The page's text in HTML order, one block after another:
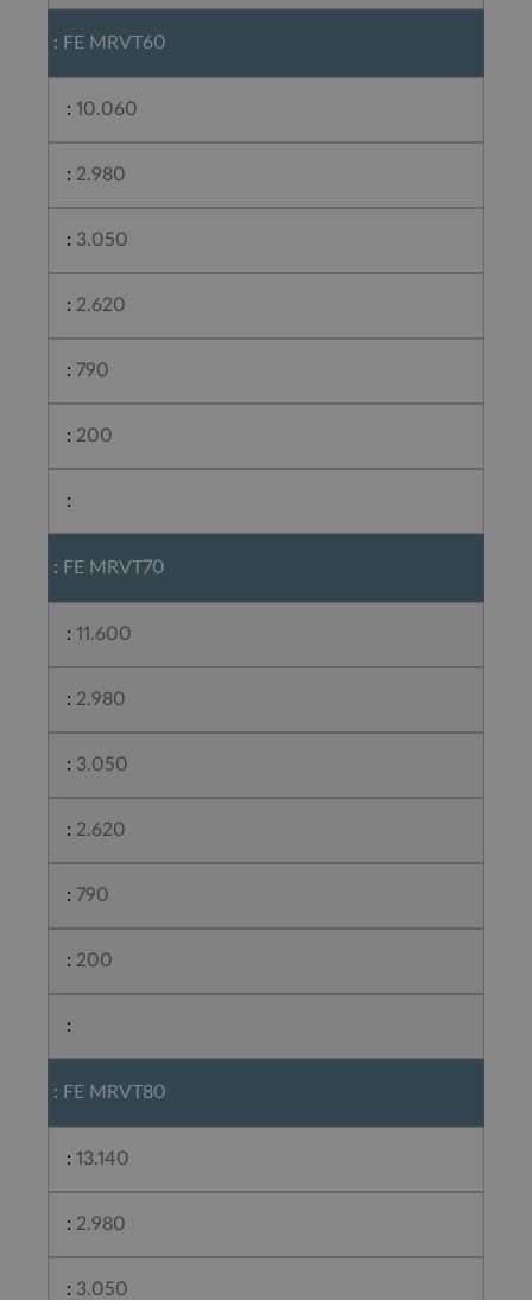
FE MRVT60
10.060
2.980
3.050
2.620
790
200
FE MRVT70
11.600
2.980
3.050
2.620
790
200
FE MRVT80
13.140
2.980
3.050